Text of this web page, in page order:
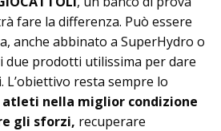
fare la differenza. Può essere
anche abbinato a SuperHydro o
due prodotti utilissima per dare
L’obiettivo resta sempre lo
nella miglior condizione
gli sforzi, recuperare